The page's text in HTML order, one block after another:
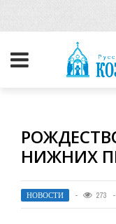
НИЖНИХ
НОВОСТИ 273